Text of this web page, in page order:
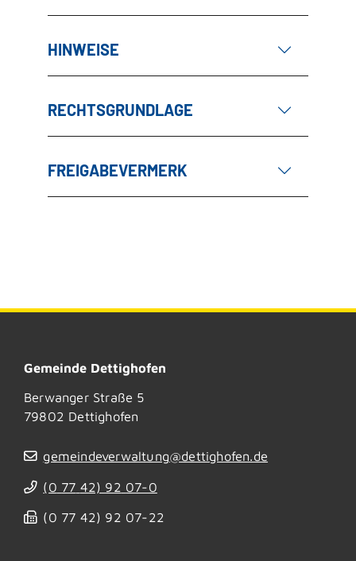
HINWEISE
RECHTSGRUNDLAGE
FREIGABEVERMERK
Gemeinde Dettighofen
Berwanger Straße 5
79802 Dettighofen
gemeindeverwaltung@dettighofen.de
(0 77 42) 92 07-0
(0 77 42) 92 07-22